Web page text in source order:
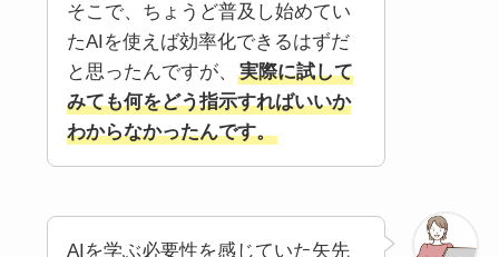
そこで、ちょうど普及し始めてい
たAIを使えば効率化できるはずだ
と思ったんですが、
実際に試して
みても何をどう指示すればいいか
わからなかったんです。
AIを学ぶ必要性を感じていた矢先